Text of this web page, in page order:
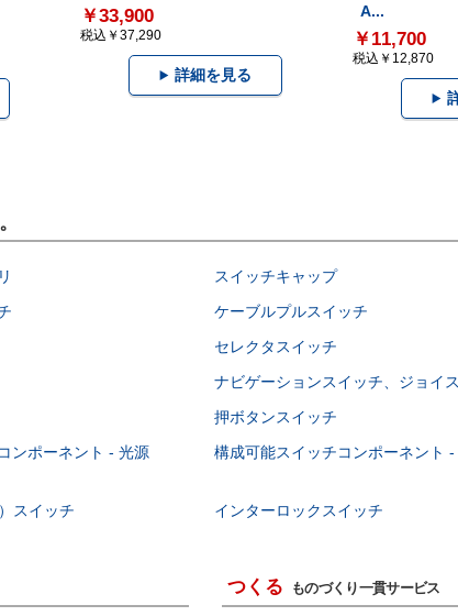
￥33,900
税込￥37,290
詳細を見る
A...
￥11,700
税込￥12,870
スイッチキャップ
ケーブルプルスイッチ
セレクタスイッチ
ナビゲーションスイッチ、ジョイ
押ボタンスイッチ
ンポーネント - 光源 構成可能スイッチコンポーネント
スイッチ インターロックスイッチ
つくる ものづくり一貫サービス